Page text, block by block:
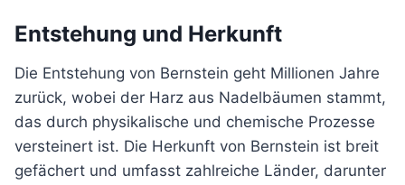
Entstehung und Herkunft
Die Entstehung von Bernstein geht Millionen Jahre
zurück, wobei der Harz aus Nadelbäumen stammt,
das durch physikalische und chemische Prozesse
versteinert ist. Die Herkunft von Bernstein ist breit
gefächert und umfasst zahlreiche Länder, darunter